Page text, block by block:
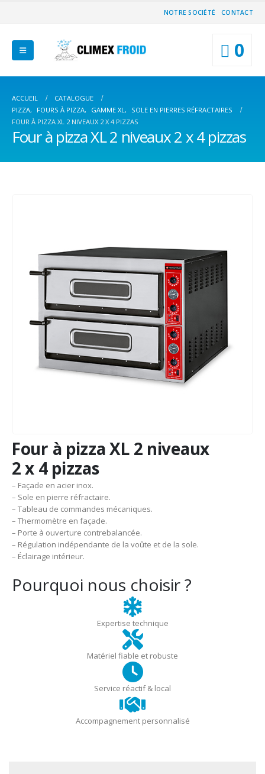
NOTRE SOCIÉTÉ CONTACT
0
ACCUEIL
CATALOGUE
PIZZA, FOURS À PIZZA, GAMME XL,
SOLE EN PIERRES RÉFRACTAIRES
FOUR À PIZZA XL 2 NIVEAUX 2 X 4 PIZZAS
Four à pizza XL 2 niveaux 2 x 4 pizzas
Four à pizza XL 2 niveaux
2 x 4 pizzas
– Façade en acier inox.
– Sole en pierre réfractaire.
– Tableau de commandes mécaniques.
– Thermomètre en façade.
– Porte à ouverture contrebalancée.
– Régulation indépendante de la voûte et de la sole.
– Éclairage intérieur.
Pourquoi nous choisir ?
Expertise technique
Matériel fiable et robuste
Service réactif & local
Accompagnement personnalisé